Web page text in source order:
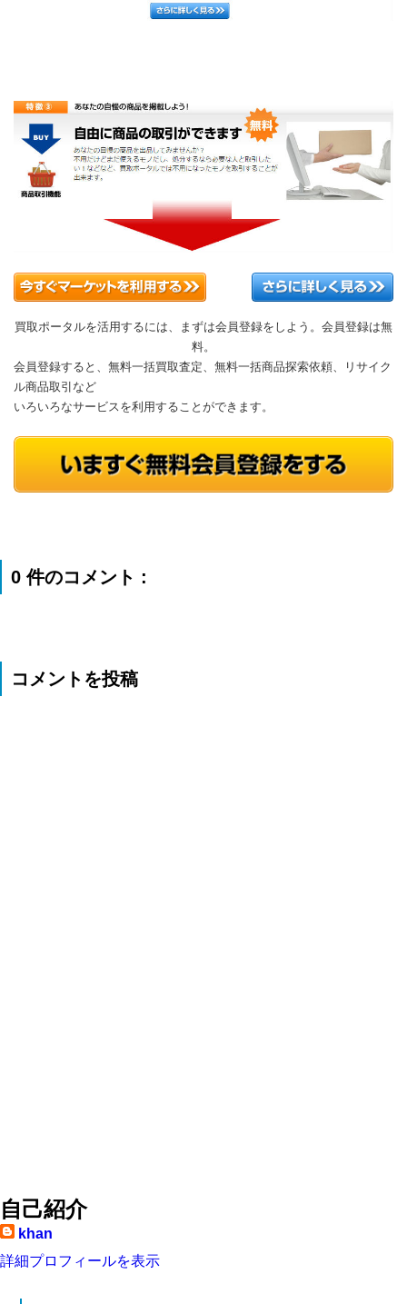
買取ポータルを活用するには、まずは会員登録をしよう。会員登録は無
料。
会員登録すると、無料一括買取査定、無料一括商品探索依頼、リサイク
ル商品取引など
いろいろなサービスを利用することができます。
0 件のコメント :
コメントを投稿
自己紹介
khan
詳細プロフィールを表示